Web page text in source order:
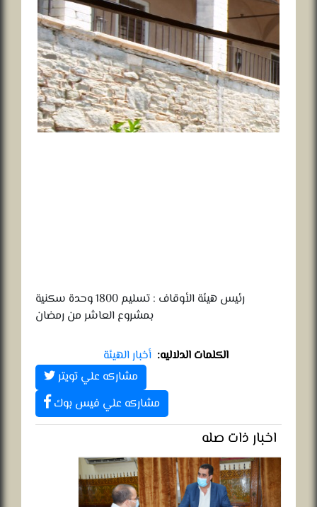
رئيس هيئة الأوقاف : تسليم 1800 وحدة سكنية
بمشروع العاشر من رمضان
الكلمات الدلاليه:أخبار الهيئة
مشاركه علي تويتر
مشاركه علي فيس بوك
اخبار ذات صله